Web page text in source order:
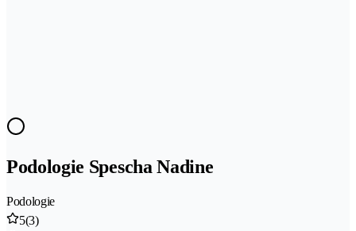
Podologie Spescha Nadine
Podologie
5(3)